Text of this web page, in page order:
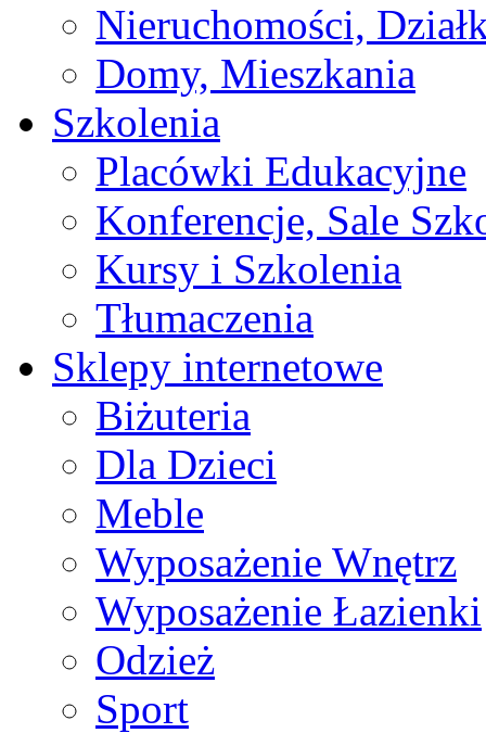
Nieruchomości,
Domy, Mieszkania
Szkolenia
Placówki Edukacyjne
Konferencje, Sale
Kursy i Szkolenia
Tłumaczenia
Sklepy internetowe
Biżuteria
Dla Dzieci
Meble
Wyposażenie Wnętrz
Wyposażenie Łazienki
Odzież
Sport